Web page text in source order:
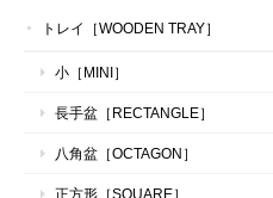
トレイ［WOODEN TRAY］
小［MINI］
長手盆［RECTANGLE］
八角盆［OCTAGON］
正方形［SQUARE］